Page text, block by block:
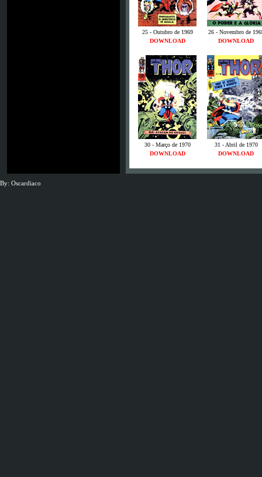
25 - Outubro de 1969
26 - Novembro de
DOWNLOAD
DOWNLOAD
30 - Março de 1970
31 - Abril de 1970
DOWNLOAD
DOWNLOAD
By: Oscardiaco